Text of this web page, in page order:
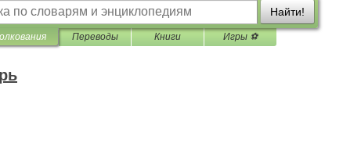
Найти!
Переводы Книги Игры ⚽